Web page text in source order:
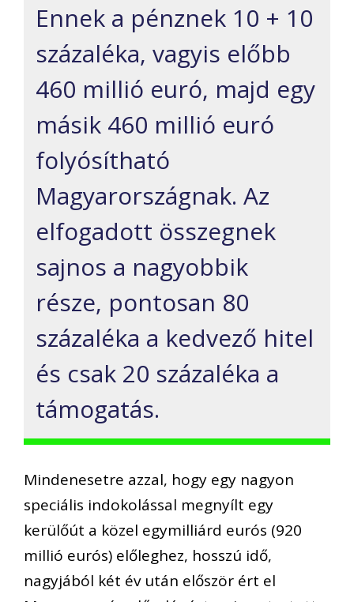
Ennek a pénznek 10 + 10
százaléka, vagyis előbb
460 millió euró, majd egy
másik 460 millió euró
folyósítható
Magyarországnak. Az
elfogadott összegnek
sajnos a nagyobbik
része, pontosan 80
százaléka a kedvező hitel
és csak 20 százaléka a
támogatás.
Mindenesetre azzal, hogy egy nagyon
speciális indokolással megnyílt egy
kerülőút a közel egymilliárd eurós (920
millió eurós) előleghez, hosszú idő,
nagyjából két év után először ért el